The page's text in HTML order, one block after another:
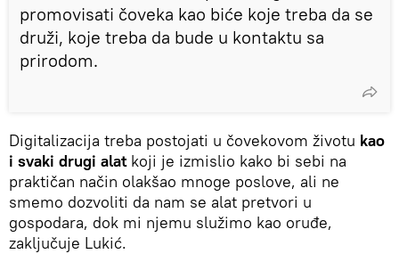
promovisati čoveka kao biće koje treba da se
druži, koje treba da bude u kontaktu sa
prirodom.
Digitalizacija treba postojati u čovekovom životu kao
i svaki drugi alatkoji je izmislio kako bi sebi na
praktičan način olakšao mnoge poslove, ali ne
smemo dozvoliti da nam se alat pretvori u
gospodara, dok mi njemu služimo kao oruđe,
zaključuje Lukić.